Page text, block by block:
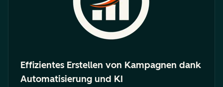
Effizientes Erstellen von Kampagnen dank
Automatisierung und KI